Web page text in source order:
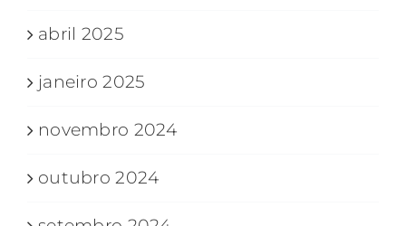
abril 2025
janeiro 2025
novembro 2024
outubro 2024